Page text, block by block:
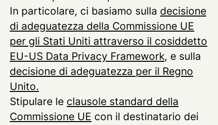
In particolare, ci basiamo sulla decisione
di adeguatezza della Commissione UE
per gli Stati Uniti attraverso il cosiddetto
EU-US Data Privacy Framework, e sulla
decisione di adeguatezza per il Regno
Unito.
Stipulare le clausole standard della
Commissione UE con il destinatario dei